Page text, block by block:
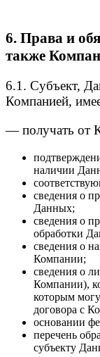
6. Права и
также
6.1. Субъект,
Компанией,
— получать от
наличии
сведения о
Данных;
сведения о
обработки
сведения о
Компании;
сведения о
Компании),
которым
договора с
основании
перечень
субъекту